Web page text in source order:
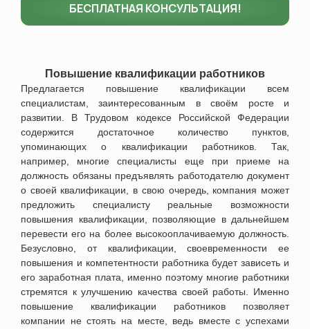
БЕСПЛАТНАЯ КОНСУЛЬТАЦИЯ!
Повышение квалификации работников
Предлагается повышение квалификации всем
специалистам, заинтересованным в своём росте и
развитии.
В Трудовом кодексе Российской Федерации
содержится достаточное количество пунктов,
упоминающих о квалификации работников. Так,
например, многие специалисты еще при приеме на
должность обязаны предъявлять работодателю документ
о своей квалификации, в свою очередь, компания может
предложить специалисту реальные возможности
повышения квалификации, позволяющие в дальнейшем
перевести его на более высокооплачиваемую должность.
Безусловно, от квалификации, своевременности ее
повышения и компетентности работника будет зависеть и
его заработная плата, именно поэтому многие работники
стремятся к улучшению качества своей работы. Именно
повышение квалификации работников позволяет
компании не стоять на месте, ведь вместе с успехами